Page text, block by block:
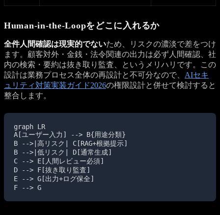
Human-in-the-Loopをどこに入れるか
全件人間確認は現実的でないため、リスクの濃淡で差をつけ
ます。顧客対外・金銭・法令関連の出力は必ず人間確認、社
内の検索・要約は抜き取り監査、というメリハリです。この
設計は業務プロセス全体の再設計と不可分なので、 AIセキ
ュリティ対策実装ガイド2026の権限設計と併せて検討すると
整合します。
graph LR
A[ユーザー入力] --> B{用途分類}
B -->|高リスク| C[RAG+根拠提示]
B -->|低リスク| D[通常生成]
C --> E[人間レビュー必須]
D --> F[抜き取り監査]
E --> G[出力+ログ保全]
F --> G